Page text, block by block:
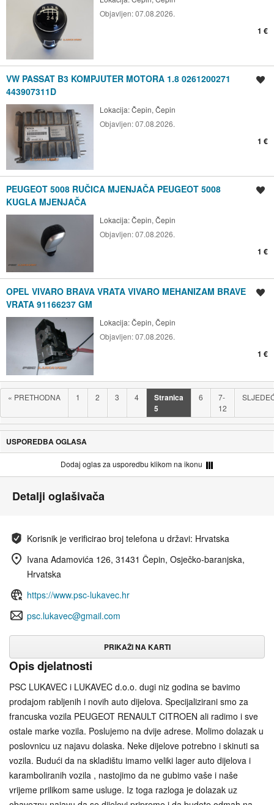
Objavljen:07.08.2026.
1 €
VW PASSAT B3 KOMPJUTER MOTORA 1.8 0261200271
443907311D
Lokacija:Čepin, Čepin
Objavljen:07.08.2026.
1 €
PEUGEOT 5008 RUČICA MJENJAČA PEUGEOT 5008
KUGLA MJENJAČA
Lokacija:Čepin, Čepin
Objavljen:07.08.2026.
1 €
OPEL VIVARO BRAVA VRATA VIVARO MEHANIZAM BRAVE
VRATA 91166237 GM
Lokacija:Čepin, Čepin
Objavljen:07.08.2026.
1 €
« PRETHODNA 1 2 3 4
Stranica
5
6
7-
12
USPOREDBA OGLASA
Dodaj oglas za usporedbu klikom na ikonu
Detalji oglašivača
Korisnik je verificirao broj telefona u državi: Hrvatska
Ivana Adamovića 126, 31431 Čepin, Osječko-baranjska,
Hrvatska
https://www.psc-lukavec.hr
psc.lukavec@gmail.com
PRIKAŽI NA KARTI
Opis djelatnosti
PSC LUKAVEC i LUKAVEC d.o.o. dugi niz godina se bavimo
prodajom rabljenih i novih auto dijelova. Specijalizirani smo za
francuska vozila PEUGEOT RENAULT CITROEN ali radimo i sve
ostale marke vozila. Poslujemo na dvije adrese. Molimo dolazak u
poslovnicu uz najavu dolaska. Neke dijelove potrebno i skinuti sa
vozila. Budući da na skladištu imamo veliki lager auto dijelova i
karamboliranih vozila , nastojimo da ne gubimo vaše i naše
vrijeme prilikom same usluge. Iz toga razloga je dolazak uz